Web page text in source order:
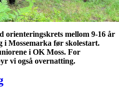
orienteringskrets mellom 9-16 år
i Mossemarka før skolestart.
i OK Moss. For
vi også overnatting.